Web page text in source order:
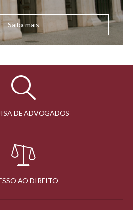
Saiba mais
DE ADVOGADOS
AO DIREITO